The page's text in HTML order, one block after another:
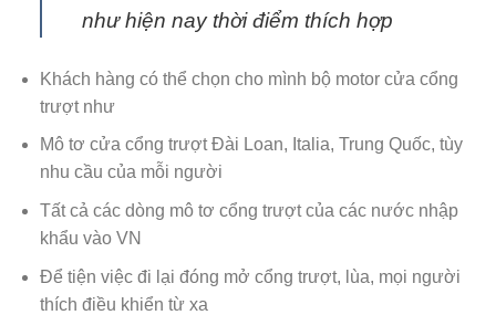
như hiện nay thời điểm thích hợp
Khách hàng có thể chọn cho mình bộ motor cửa cổng
trượt như
Mô tơ cửa cổng trượt Đài Loan, Italia, Trung Quốc, tùy
nhu cầu của mỗi người
Tất cả các dòng mô tơ cổng trượt của các nước nhập
khẩu vào VN
Để tiện việc đi lại đóng mở cổng trượt, lùa, mọi người
thích điều khiển từ xa